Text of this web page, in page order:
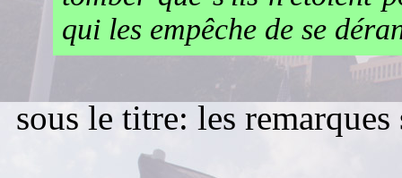
qui les empêche de se
sous le titre: les